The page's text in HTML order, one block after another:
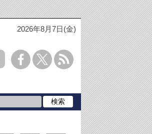
2026年8月7日(金)